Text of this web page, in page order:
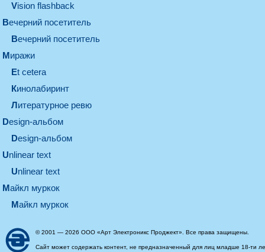
Vision flashback
вечерний посетитель
вечерний посетитель
миражи
et cetera
кинолабиринт
литературное ревю
design-альбом
design-альбом
unlinear text
Unlinear text
майкл муркок
майкл муркок
© 2001 — 2026 ООО «Арт Электроникс Проджект». Все права защищены.
Сайт может содержать контент, не предназначенный для лиц младше 18-ти